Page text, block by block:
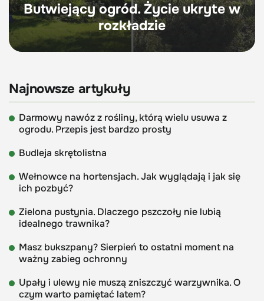
Butwiejący ogród. Życie ukryte w
rozkładzie
Najnowsze artykuły
Darmowy nawóz z rośliny, którą wielu usuwa z
ogrodu. Przepis jest bardzo prosty
Budleja skrętolistna
Wełnowce na hortensjach. Jak wyglądają i jak się
ich pozbyć?
Zielona pustynia. Dlaczego pszczoły nie lubią
idealnego trawnika?
Masz bukszpany? Sierpień to ostatni moment na
ważny zabieg ochronny
Upały i ulewy nie muszą zniszczyć warzywnika. O
czym warto pamiętać latem?